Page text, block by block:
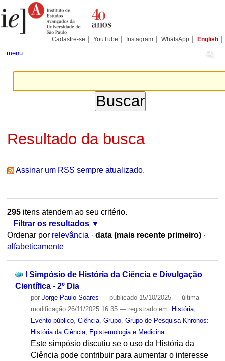
para
conteúdo.
Pessoais
Cadastre-se YouTube Instagram WhatsApp English
menu
Resultado da busca
Assinar um RSS sempre atualizado.
295itens atendem ao seu critério.
Filtrar os resultados
Ordenar por relevância · data (mais recente primeiro) ·
alfabeticamente
I Simpósio de História da Ciência e Divulgação
Científica - 2º Dia
por Jorge Paulo Soares — publicado15/10/2025 — última
modificação26/11/2025 16:35 — registrado em: História,
Evento público, Ciência, Grupo, Grupo de Pesquisa Khronos:
História da Ciência, Epistemologia e Medicina
Este simpósio discutiu se o uso da História da
Ciência pode contribuir para aumentar o interesse